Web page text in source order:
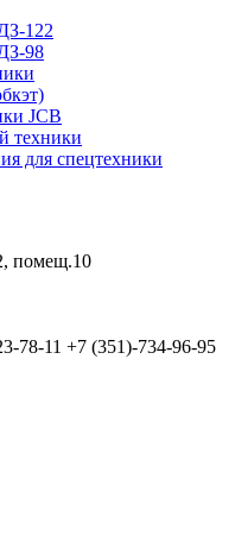
122
98
JCB
техники
для спецтехники
помещ.10
78-11 +7 (351)-734-96-95